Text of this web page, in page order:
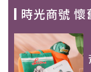
時光商號 懷